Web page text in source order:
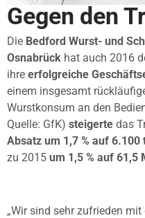
Gegen den
Die Bedford Wurst- und
Osnabrück hat auch 2016
ihre erfolgreiche
einem insgesamt
Wurstkonsum an den
Quelle: GfK) steigerte das
Absatz um 1,7 % auf 6.100
zu 2015 um 1,5 % auf 61,5
„Wir sind sehr zufrieden